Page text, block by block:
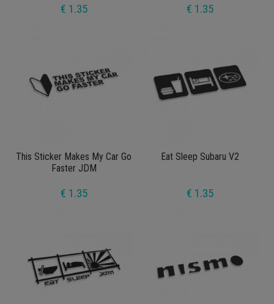
€ 1.35 € 1.35
This Sticker Makes My Car Go
Faster JDM
€ 1.35
Eat Sleep Subaru V2
€ 1.35